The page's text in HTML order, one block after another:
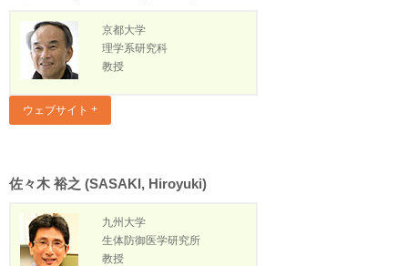
京都大学
理学系研究科
教授
ウェブサイト
佐々木 裕之 (SASAKI, Hiroyuki)
九州大学
生体防御医学研究所
教授